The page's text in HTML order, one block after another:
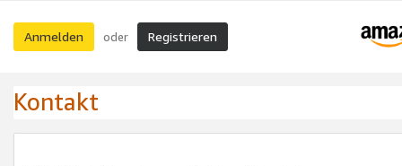
Anmelden oder Registrieren
Kontakt